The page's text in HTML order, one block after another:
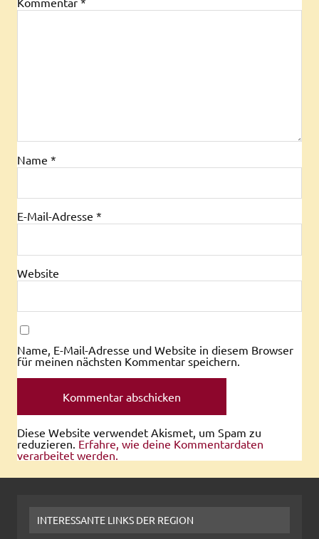
Name *
E-Mail-Adresse *
Website
Name, E-Mail-Adresse und Website in diesem Browser
für meinen nächsten Kommentar speichern.
Diese Website verwendet Akismet, um Spam zu
reduzieren. Erfahre, wie deine Kommentardaten
verarbeitet werden.
INTERESSANTE LINKS DER REGION